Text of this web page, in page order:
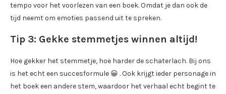
tempo voor het voorlezen van een boek. Omdat je dan ook de
tijd neemt om emoties passend uit te spreken.
Tip 3: Gekke stemmetjes winnen altijd!
Hoe gekker het stemmetje, hoe harder de schaterlach. Bij ons
is het echt een succesformule 😀 . Ook krijgt ieder personage in
het boek een andere stem, waardoor het verhaal echt begint te